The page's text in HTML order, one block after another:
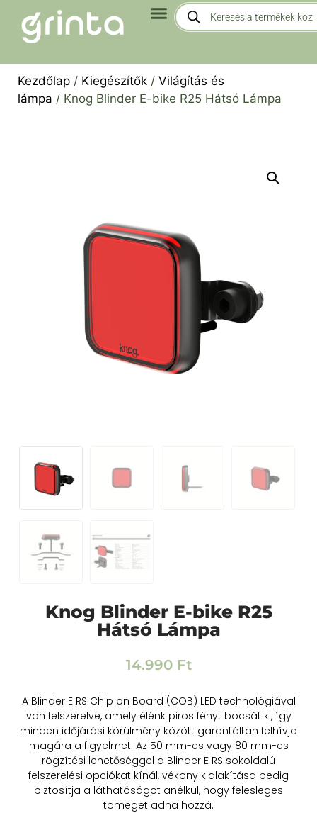
Kezdőlap / Kiegészítők / Világítás és
lámpa / Knog Blinder E-bike R25 Hátsó Lámpa
Knog Blinder E-bike R25
Hátsó Lámpa
14.990 Ft
A Blinder E RS Chip on Board (COB) LED technológiával
van felszerelve, amely élénk piros fényt bocsát ki, így
minden időjárási körülmény között garantáltan felhívja
magára a figyelmet. Az 50 mm-es vagy 80 mm-es
rögzítési lehetőséggel a Blinder E RS sokoldalú
felszerelési opciókat kínál, vékony kialakítása pedig
biztosítja a láthatóságot anélkül, hogy felesleges
tömeget adna hozzá.